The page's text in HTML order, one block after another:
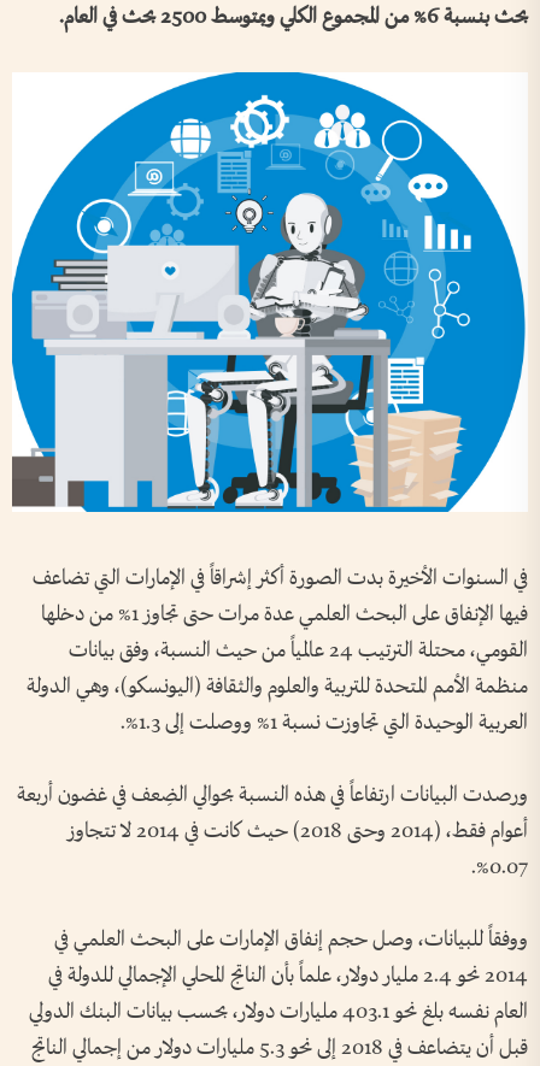
بحث بنسبة 6% من المجموع الكلي وبمتوسط 2500 بحث في العام.
في السنوات الأخيرة بدت الصورة أكثر إشراقاً في الإمارات التي تضاعف
فيها الإنفاق على البحث العلمي عدة مرات حتى تجاوز 1% من دخلها
القومي، محتلة الترتيب 24 عالمياً من حيث النسبة، وفق بيانات
منظمة الأمم المتحدة للتربية والعلوم والثقافة (اليونسكو)، وهي الدولة
العربية الوحيدة التي تجاوزت نسبة 1% ووصلت إلى 1.3%.
ورصدت البيانات ارتفاعاً في هذه النسبة بحوالي الضِعف في غضون أربعة
أعوام فقط، (2014 وحتى 2018) حيث كانت في 2014 لا تتجاوز
0.07%.
ووفقاً للبيانات، وصل حجم إنفاق الإمارات على البحث العلمي في
2014 نحو 2.4 مليار دولار، علماً بأن الناتج المحلي الإجمالي للدولة في
العام نفسه بلغ نحو 403.1 مليارات دولار، بحسب بيانات البنك الدولي
قبل أن يتضاعف في 2018 إلى نحو 5.3 مليارات دولار من إجمالي الناتج